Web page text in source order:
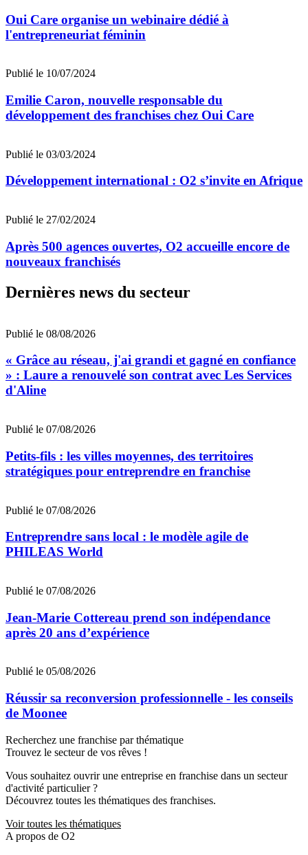
Oui Care organise un webinaire dédié à
l'entrepreneuriat féminin
Publié le 10/07/2024
Emilie Caron, nouvelle responsable du
développement des franchises chez Oui Care
Publié le 03/03/2024
Développement international : O2 s’invite en Afrique
Publié le 27/02/2024
Après 500 agences ouvertes, O2 accueille encore de
nouveaux franchisés
Dernières news du secteur
Publié le 08/08/2026
« Grâce au réseau, j'ai grandi et gagné en confiance
» : Laure a renouvelé son contrat avec Les Services
d'Aline
Publié le 07/08/2026
Petits-fils : les villes moyennes, des territoires
stratégiques pour entreprendre en franchise
Publié le 07/08/2026
Entreprendre sans local : le modèle agile de
PHILEAS World
Publié le 07/08/2026
Jean‑Marie Cottereau prend son indépendance
après 20 ans d’expérience
Publié le 05/08/2026
Réussir sa reconversion professionnelle - les conseils
de Moonee
Recherchez une franchise par thématique
Trouvez le secteur de vos rêves !
Vous souhaitez ouvrir une entreprise en franchise dans un secteur
d'activité particulier ?
Découvrez toutes les thématiques des franchises.
Voir toutes les thématiques
A propos de O2